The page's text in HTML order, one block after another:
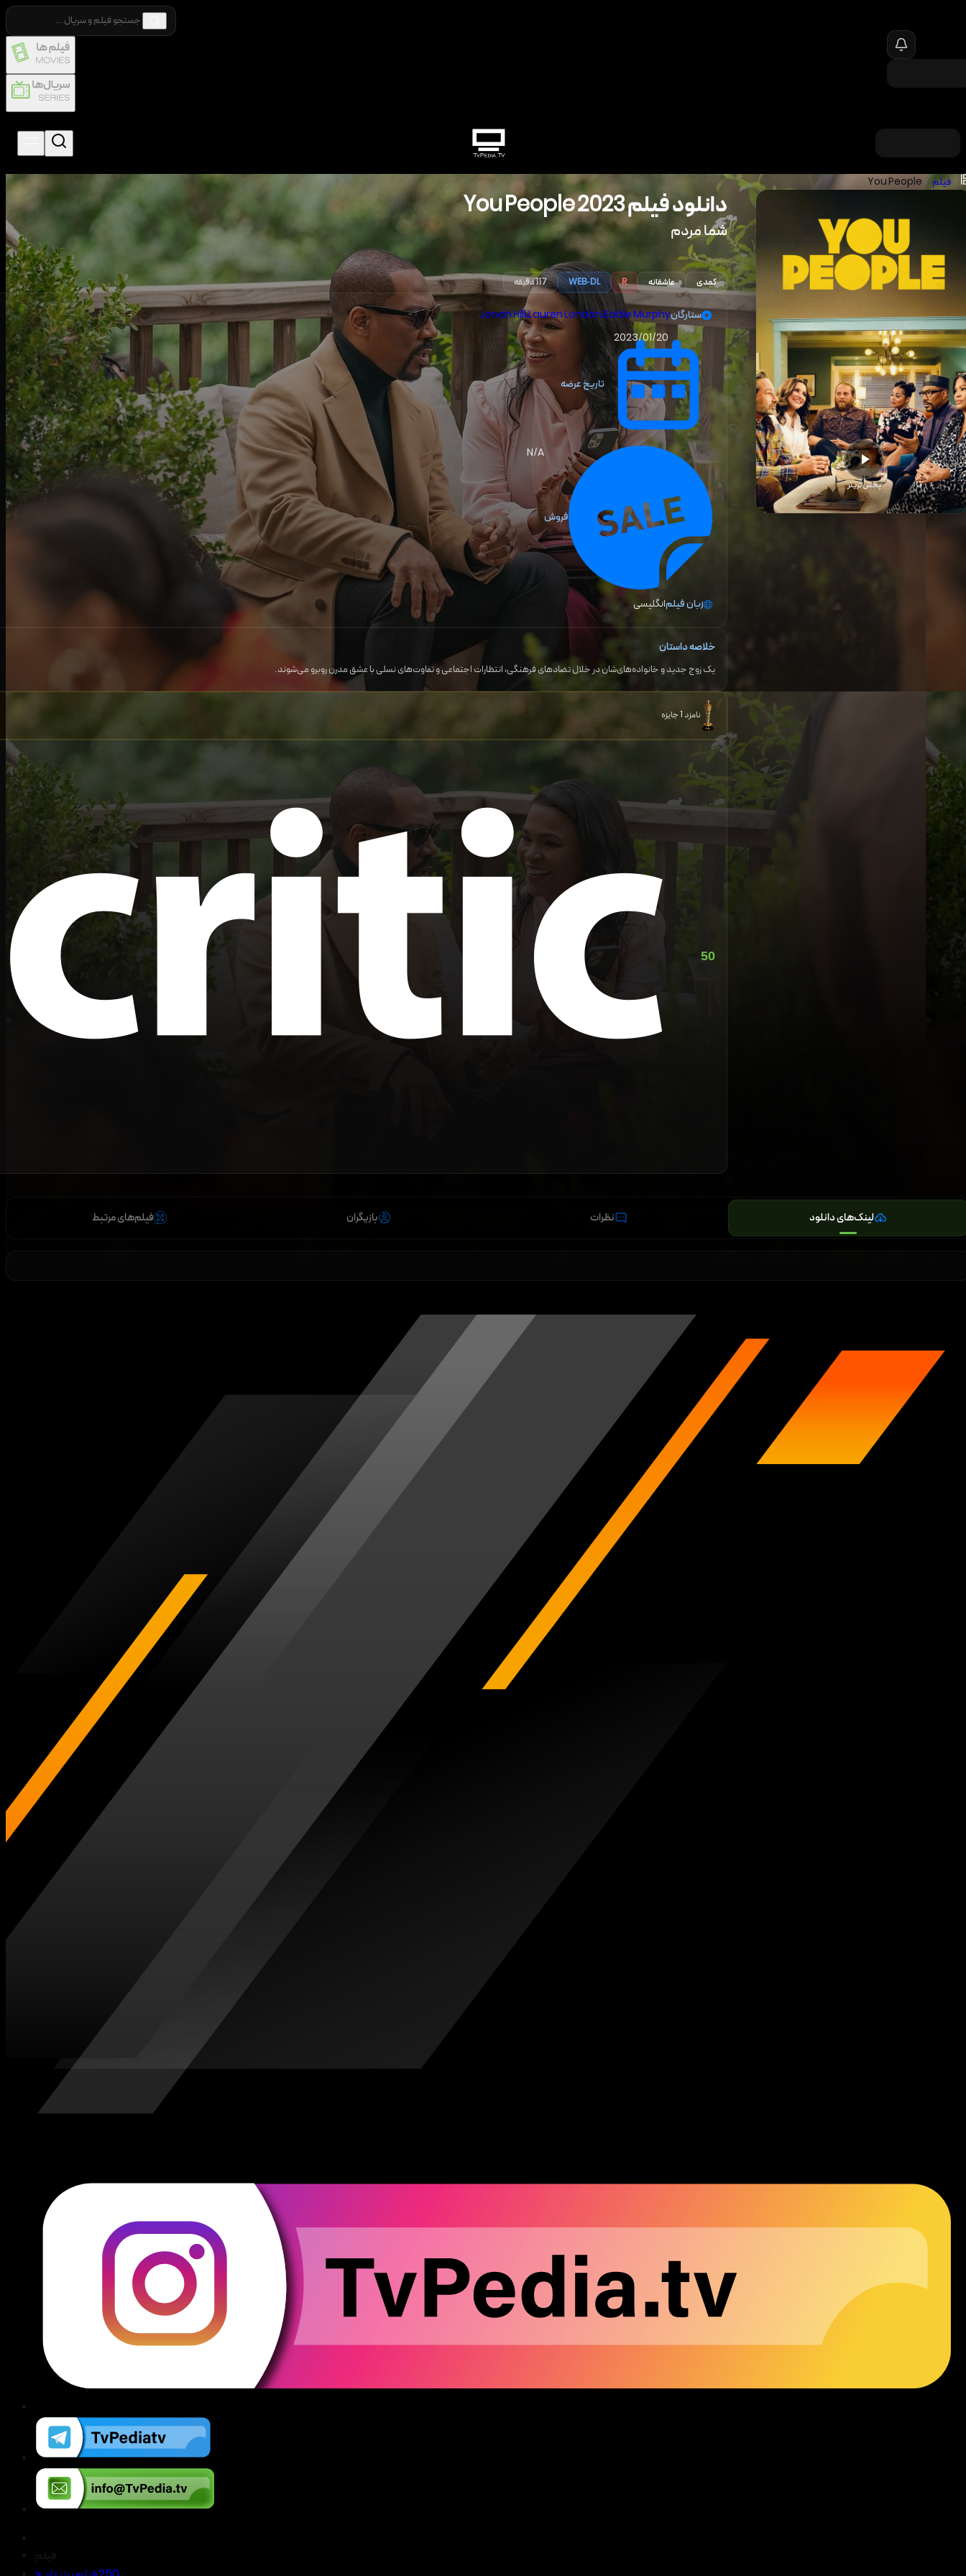
/ فیلم /
You People
دانلود فیلم2023
You People
شما مردم
پخش تریلر
کمدی عاشقانه R
WEB-DL 117 دقیقه
ستارگان Jonah Hill،Lauren London،Eddie Murphy
تاریخ عرضه
2023/01/20
فروش
N/A
زبان فیلمانگلیسی
خلاصه داستان
یک زوج جدید و خانواده‌های‌شان در خلال تضادهای فرهنگی، انتظارات اجتماعی و تفاوت‌های نسلی با عشق مدرن روبرو می‌شوند.
نامزد 1 جایزه
50
لینک‌های دانلود نظرات بازیگران فیلم‌های مرتبط